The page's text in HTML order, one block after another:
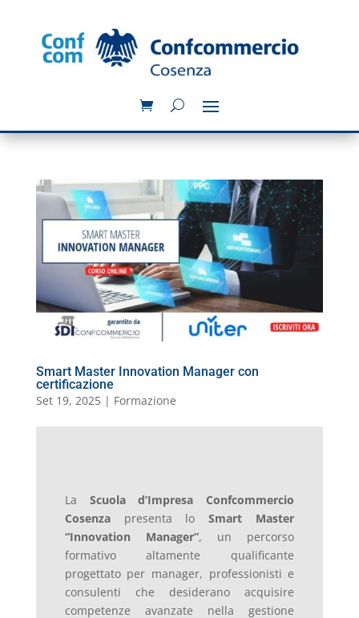
Smart Master Innovation Manager con
certificazione
Set 19, 2025| Formazione
La Scuola d’Impresa Confcommercio
Cosenzapresenta loSmart Master
“Innovation Manager”, un percorso
formativo altamente qualificante
progettato per manager, professionisti e
consulenti che desiderano acquisire
competenze avanzate nella gestione